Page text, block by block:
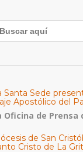
Santa Sede
Apostólico del
Oficina de Prensa
de San
Cristo de La